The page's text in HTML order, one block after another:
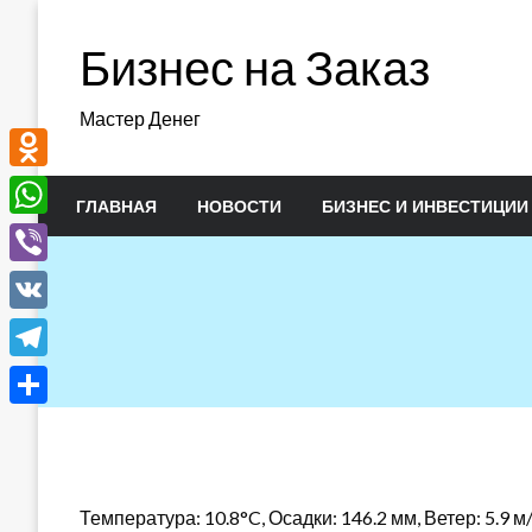
содержимомуБизнес на Заказ
Мастер Денег
ГЛАВНАЯ НОВОСТИ БИЗНЕС И ИНВЕСТИЦИИ
Температура: 10.8°C, Осадки: 146.2 мм, Ветер: 5.9
Odnoklassniki
WhatsApp
Viber
VK
Telegram